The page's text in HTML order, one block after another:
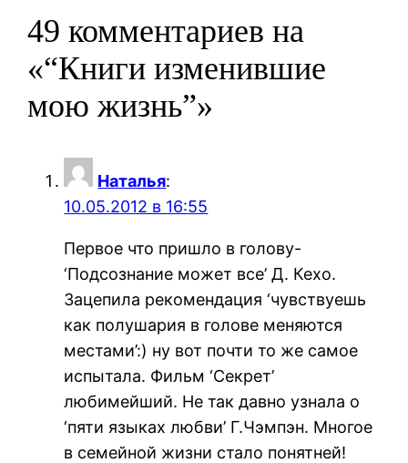
49 комментариев на
«“Книги изменившие
мою жизнь”»
Наталья:
10.05.2012 в 16:55
Первое что пришло в голову-
‘Подсознание может все’ Д. Кехо.
Зацепила рекомендация ‘чувствуешь
как полушария в голове меняются
местами’:) ну вот почти то же самое
испытала. Фильм ‘Секрет’
любимейший. Не так давно узнала о
‘пяти языках любви’ Г.Чэмпэн. Многое
в семейной жизни стало понятней!